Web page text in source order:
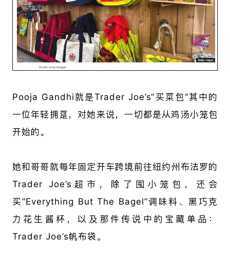
Pooja Gandhi就是Trader Joe’s“买菜包”其中的
一位年轻拥趸，对她来说，一切都是从鸡汤小笼包
开始的。
她和哥哥就每年固定开车跨境前往纽约州布法罗的
Trader Joe’s超市 ，除了囤小笼包，还会
买“Everything But The Bagel”调味料、黑巧克
力花生酱杯，以及那件传说中的宝藏单品：
Trader Joe’s帆布袋。